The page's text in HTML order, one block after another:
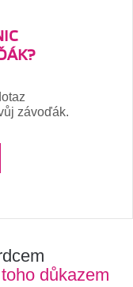
závoďák.
důkazem